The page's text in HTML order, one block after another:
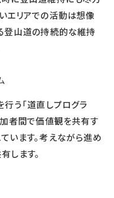
エリアでの活動は想像
登山道の持続的な維持
う「道直しプログラ
加者間で価値観を共有す
います。考えながら進め
します。